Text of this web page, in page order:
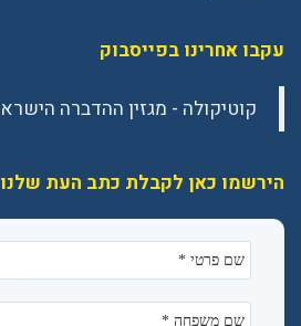
עקבו אחרינו בפייסבוק
הירשמו כאן לקבלת כתב העת שלנו